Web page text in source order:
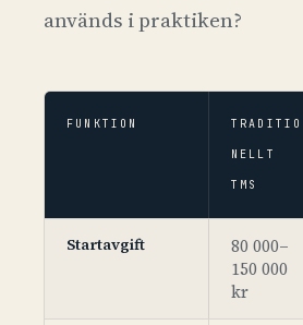
används i praktiken?
FUNKTION TRADITIO
NELLT
TMS
Startavgift
80 000–
150 000
kr